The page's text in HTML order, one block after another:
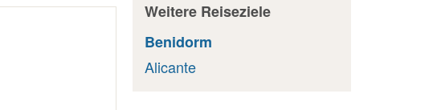
Weitere Reiseziele
Benidorm
Alicante